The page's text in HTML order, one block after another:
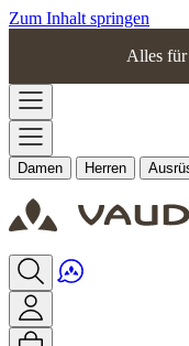
Zum Inhalt springen
Alles
Damen Herren